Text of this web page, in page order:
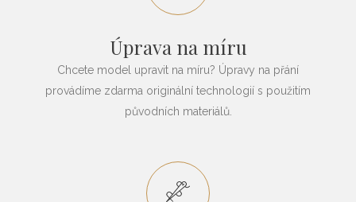
Úprava na míru
Chcete model upravit na míru? Úpravy na přání
provádíme zdarma originální technologií s použitím
původních materiálů.